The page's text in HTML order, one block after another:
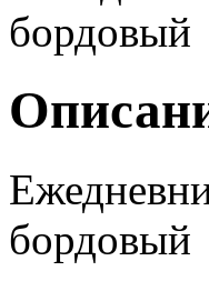
бордовый